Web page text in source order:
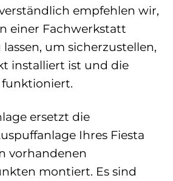
empfehlen wir,
einer Fachwerkstatt
um sicherzustellen,
installiert ist und die
ersetzt die
Ihres Fiesta
vorhandenen
montiert. Es sind